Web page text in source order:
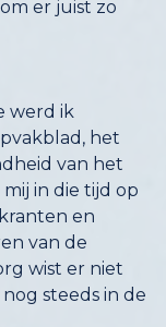
werd ik
het
van het
tijd op
en
van de
er niet
in de